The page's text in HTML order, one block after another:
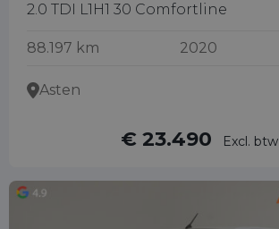
2.0 TDI L1H1 30 Comfortline
88.197 km 2020
Asten
€ 23.490 Excl. btw